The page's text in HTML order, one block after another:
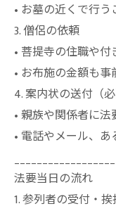
• お墓の近くで行う
3. 僧侶の依頼
• 菩提寺の住職や付
• お布施の金額も事
4. 案内状の送付（
• 親族や関係者に法
• 電話やメール、あ
法要当日の流れ
1. 参列者の受付・